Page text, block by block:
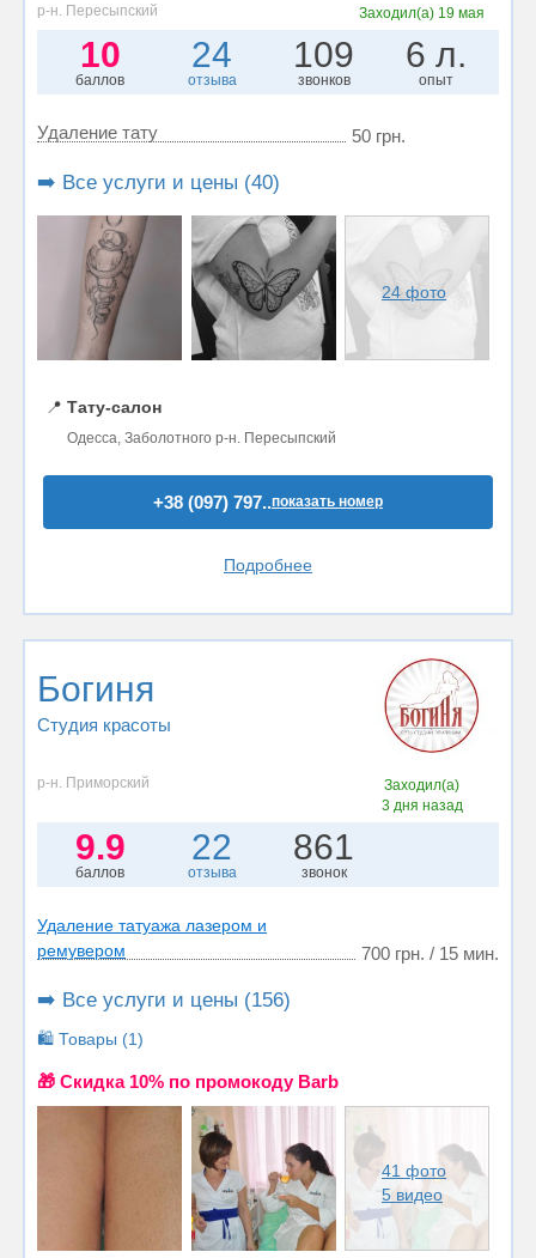
р-н. Пересыпский Заходил(а) 19 мая
10
баллов
24
отзыва
109
звонков
6 л.
опыт
Удаление тату 50 грн.
➡️ Все услуги и цены (40)
24 фото
📍 Тату-салон
Одесса, Заболотного р-н. Пересыпский
+38 (097) 797..показать номер
Подробнее
Богиня
Студия красоты
р-н. Приморский
Заходил(а)
3 дня назад
9.9
баллов
22
отзыва
861
звонок
Удаление татуажа лазером и
ремувером
700 грн. / 15 мин.
➡️ Все услуги и цены (156)
🛍️ Товары (1)
🎁 Cкидка 10% по промокоду Barb
41 фото
5 видео